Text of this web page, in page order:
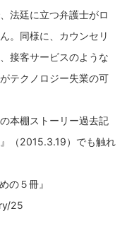
法廷に立つ弁護士がロ
。同様に、カウンセリ
接客サービスのような
テクノロジー失業の可
本棚ストーリー過去記
（2015.3.19）でも触れ
の５冊』
25